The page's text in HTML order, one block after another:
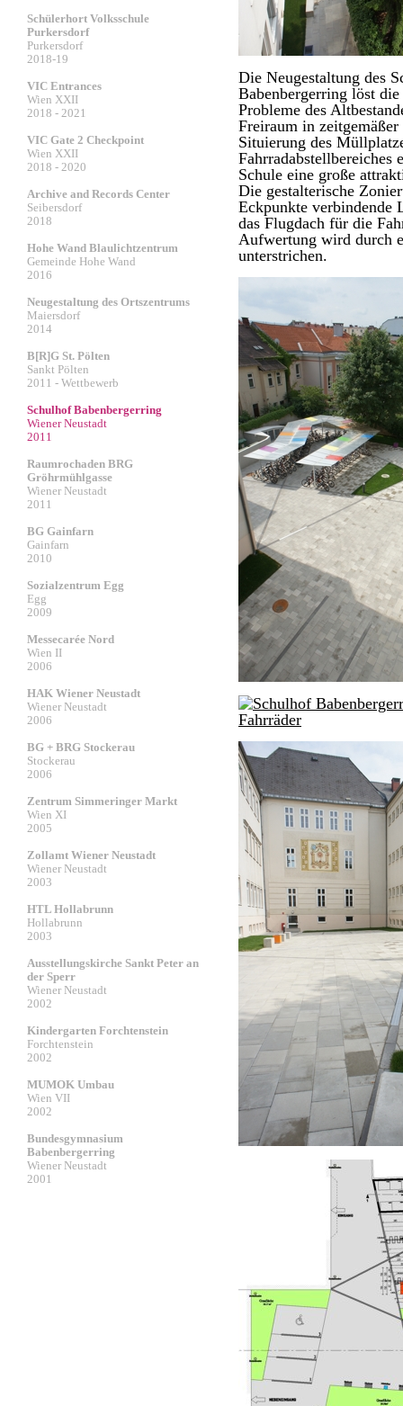
Schülerhort Volksschule
Purkersdorf
Purkersdorf
2018-19
VIC Entrances
Wien XXII
2018 - 2021
VIC Gate 2 Checkpoint
Wien XXII
2018 - 2020
Archive and Records Center
Seibersdorf
2018
Hohe Wand Blaulichtzentrum
Gemeinde Hohe Wand
2016
Neugestaltung des Ortszentrums
Maiersdorf
2014
B[R]G St. Pölten
Sankt Pölten
2011 - Wettbewerb
Schulhof Babenbergerring
Wiener Neustadt
2011
Raumrochaden BRG
Gröhrmühlgasse
Wiener Neustadt
2011
BG Gainfarn
Gainfarn
2010
Sozialzentrum Egg
Egg
2009
Messecarée Nord
Wien II
2006
HAK Wiener Neustadt
Wiener Neustadt
2006
BG + BRG Stockerau
Stockerau
2006
Zentrum Simmeringer Markt
Wien XI
2005
Zollamt Wiener Neustadt
Wiener Neustadt
2003
HTL Hollabrunn
Hollabrunn
2003
Ausstellungskirche Sankt Peter an
der Sperr
Wiener Neustadt
2002
Kindergarten Forchtenstein
Forchtenstein
2002
MUMOK Umbau
Wien VII
2002
Bundesgymnasium
Babenbergerring
Wiener Neustadt
2001
Die Neugestaltung des
Babenbergerring löst
Probleme des
Freiraum in
Situierung des
Fahrradabstellbereiches
Schule eine große
Die gestalterische
Eckpunkte verbindende
das Flugdach für die
Aufwertung wird durch
unterstrichen.